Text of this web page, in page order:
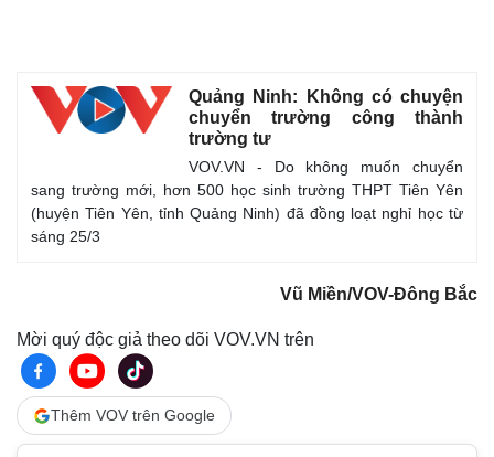
Khởi nghiệp
Tiêu dùng
Quảng Ninh: Không có chuyện
chuyển trường công thành
trường tư
VOV.VN - Do không muốn chuyển
sang trường mới, hơn 500 học sinh trường THPT Tiên Yên
(huyện Tiên Yên, tỉnh Quảng Ninh) đã đồng loạt nghỉ học từ
sáng 25/3
Vũ Miền/VOV-Đông Bắc
Mời quý độc giả theo dõi VOV.VN trên
Thêm VOV trên Google